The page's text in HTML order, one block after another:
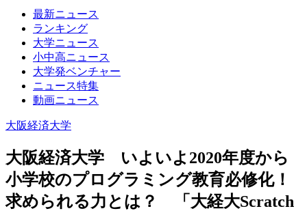
最新ニュース
ランキング
大学ニュース
小中高ニュース
大学発ベンチャー
ニュース特集
動画ニュース
大阪経済大学
大阪経済大学 いよいよ2020年度から
小学校のプログラミング教育必修化！
求められる力とは？ 「大経大Scratch